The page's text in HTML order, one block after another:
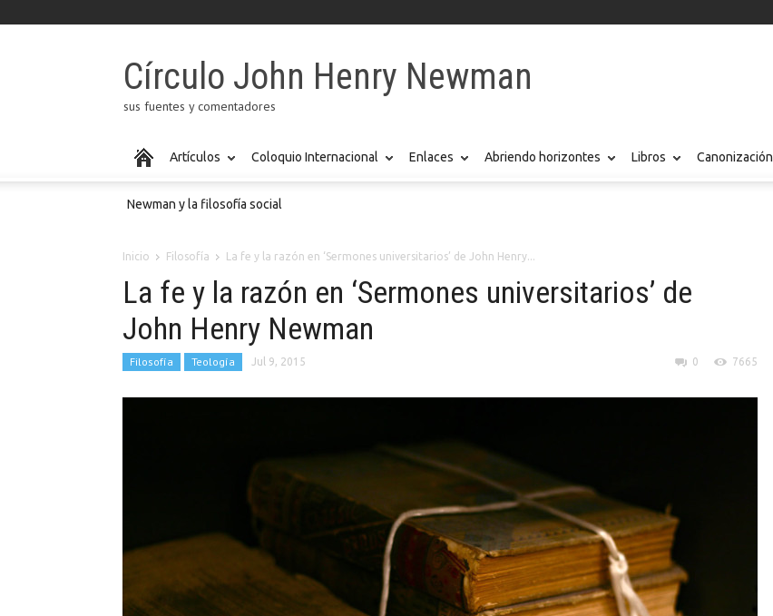
Círculo John Henry Newman
sus fuentes y comentadores
Artículos Coloquio Internacional Enlaces Abriendo horizontes Libros Canonización
Newman y la filosofía social
Inicio Filosofía La fe y la razón en ‘Sermones universitarios’ de John Henry...
La fe y la razón en ‘Sermones universitarios’ de
John Henry Newman
Filosofía Teología Jul 9, 2015 0 7665